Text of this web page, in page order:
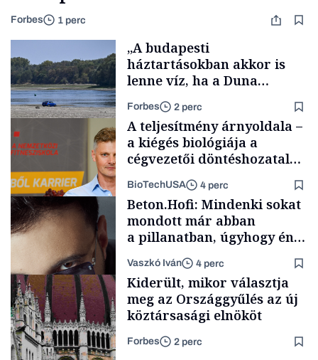
Forbes 1 perc
Energia
„A budapesti
háztartásokban akkor is
lenne víz, ha a Duna
medrében már egy cseppet
se találnánk”
Forbes 2 perc
Content Lab HUB
A teljesítmény árnyoldala –
a kiégés biológiája a
cégvezetői döntéshozatal
BioTechUSA 4 perc
Forbes-sztori
Beton.Hofi: Mindenki sokat
mondott már abban
a pillanatban, úgyhogy én
a legsarkosabb
gondolataimat akartam
kimondani
Vaszkó Iván 4 perc
Kiderült, mikor választja
meg az Országgyűlés az új
köztársasági elnököt
Forbes 2 perc